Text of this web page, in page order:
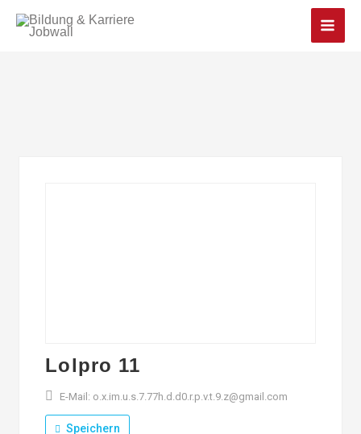
Main
Lolpro 11
E-Mail: o.x.im.u.s.7.77h.d.d0.r.p.v.t.9.z@gmail.com
Speichern